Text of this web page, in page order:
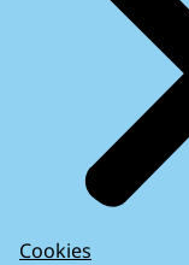
Cookies